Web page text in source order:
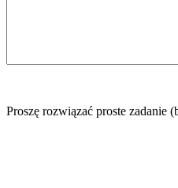
Proszę rozwiązać proste zadanie